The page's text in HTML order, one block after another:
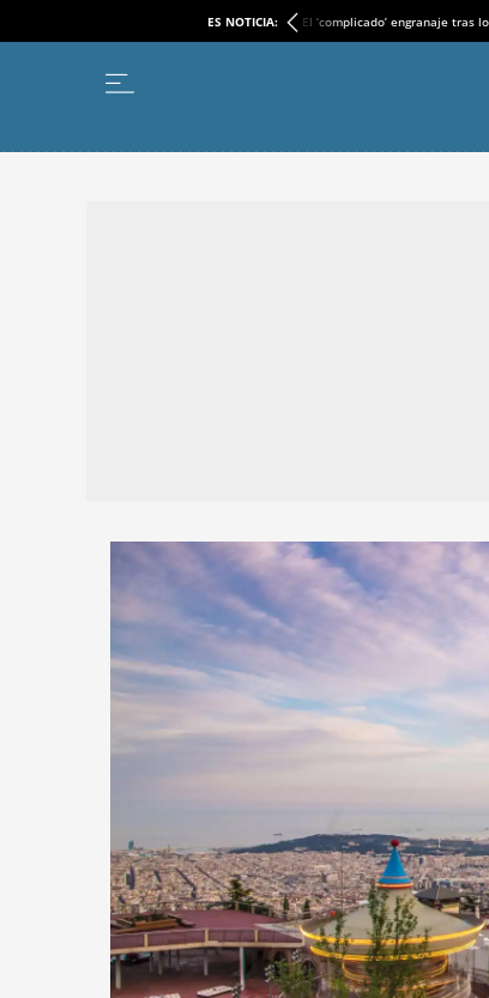
ES NOTICIA: El ‘complicado’ engranaje tras